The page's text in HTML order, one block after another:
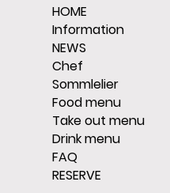
HOME
Information
NEWS
Chef
Sommlelier
Food menu
Take out menu
Drink menu
FAQ
RESERVE